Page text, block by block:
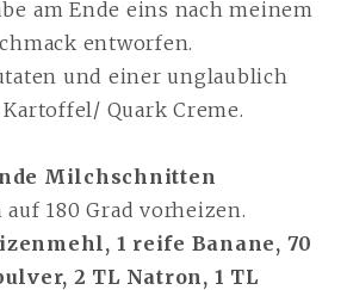
am Ende eins nach meinem
entworfen.
und einer unglaublich
Quark Creme.
Milchschnitten
auf 180 Grad vorheizen.
1 reife Banane, 70
2 TL Natron, 1 TL